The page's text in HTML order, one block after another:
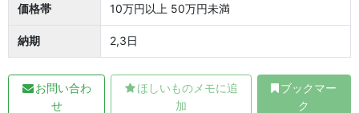
価格帯 10万円以上 50万円未満
納期 2,3日
お問い合わ
せ
ほしいものメモに追
加
ブックマー
ク